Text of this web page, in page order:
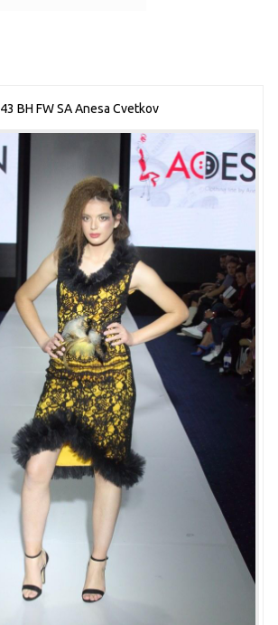
43 BH FW SA Anesa Cvetkov